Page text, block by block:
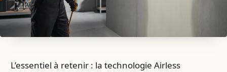
L’essentiel à retenir : la technologie Airless